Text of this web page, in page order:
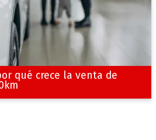
qué crece la venta de